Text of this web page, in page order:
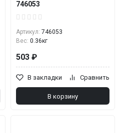
746053
Артикул: 746053
Вес: 0.36кг
503 ₽
В закладки Сравнить
В корзину